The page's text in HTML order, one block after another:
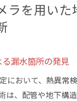
ラを用いた
漏水箇所の発見
において、熱異常
は、配管や地下構